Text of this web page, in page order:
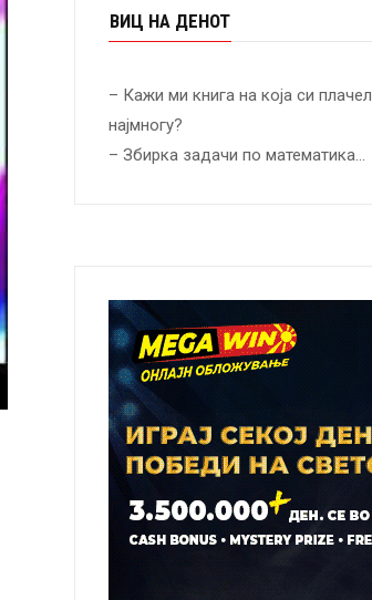
ВИЦ НА ДЕНОТ
– Кажи ми книга на која си плачел
најмногу?
– Збирка задачи по математика…